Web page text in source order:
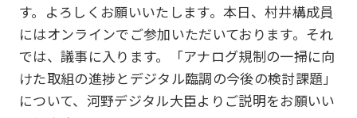
す。よろしくお願いいたします。本日、村井構成員
にはオンラインでご参加いただいております。それ
では、議事に入ります。「アナログ規制の一掃に向
けた取組の進捗とデジタル臨調の今後の検討課題」
について、河野デジタル大臣よりご説明をお願いい